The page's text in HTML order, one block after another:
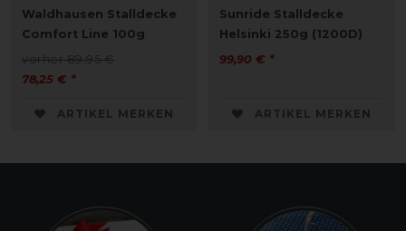
Waldhausen Stalldecke
Comfort Line 100g
vorher 89,95 €
78,25 € *
ARTIKEL MERKEN
Sunride Stalldecke
Helsinki 250g (1200D)
99,90 € *
ARTIKEL MERKEN